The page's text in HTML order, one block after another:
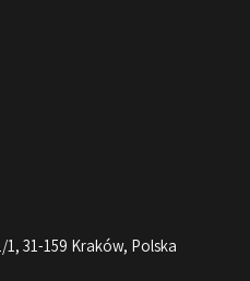
31-159 Kraków, Polska